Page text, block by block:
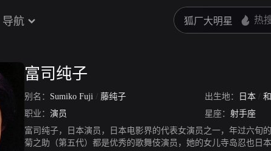
导航
富司纯子
别名： Sumiko Fuji / 藤纯子 出生地： 日本 /
职业： 演员 星座： 射手座
富司纯子，日本演员，日本电影界的代表女演员之一，年过六旬
菊之助（第五代）都是优秀的歌舞伎演员，她的女儿寺岛忍也日